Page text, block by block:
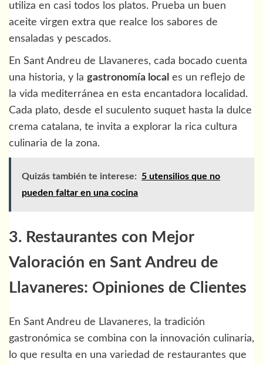
utiliza en casi todos los platos. Prueba un buen
aceite virgen extra que realce los sabores de
ensaladas y pescados.
En Sant Andreu de Llavaneres, cada bocado cuenta
una historia, y la gastronomía local es un reflejo de
la vida mediterránea en esta encantadora localidad.
Cada plato, desde el suculento suquet hasta la dulce
crema catalana, te invita a explorar la rica cultura
culinaria de la zona.
Quizás también te interese:
5 utensilios que no
pueden faltar en una cocina
3. Restaurantes con Mejor
Valoración en Sant Andreu de
Llavaneres: Opiniones de Clientes
En Sant Andreu de Llavaneres, la tradición
gastronómica se combina con la innovación culinaria,
lo que resulta en una variedad de restaurantes que